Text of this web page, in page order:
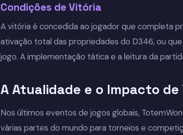
Condições de Vitória
A vitória é concedida ao jogador que completa
ativação total das propriedades do D346, ou
jogo. A implementação tática e a leitura da
A Atualidade e o Impacto
Nos últimos eventos de jogos globais,
várias partes do mundo para torneios e